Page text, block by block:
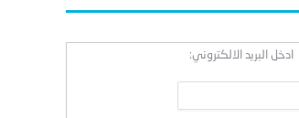
ادخل البريد الالكتروني: